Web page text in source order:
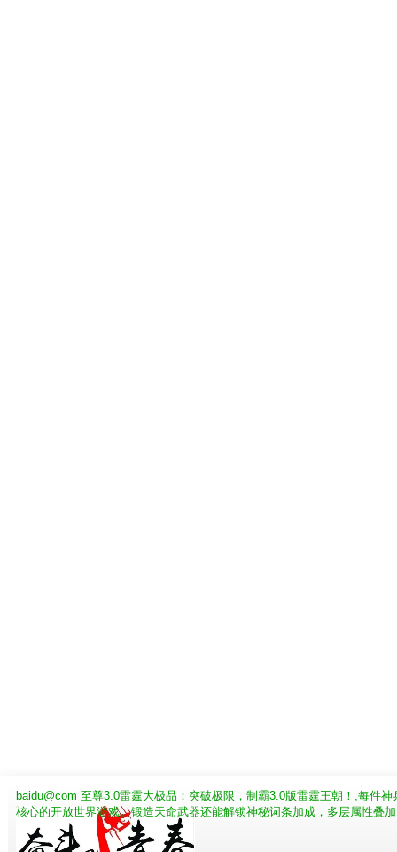
baidu@com 至尊3.0雷霆大极品：突破极限，制霸3.0版雷霆王朝！,每件
核心的开放世界游戏。锻造天命武器还能解锁神秘词条加成，多层属性叠